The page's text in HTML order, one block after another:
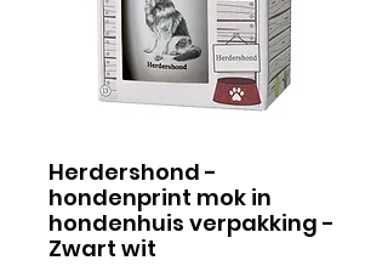
Herdershond -
hondenprint mok in
hondenhuis verpakking -
Zwart wit